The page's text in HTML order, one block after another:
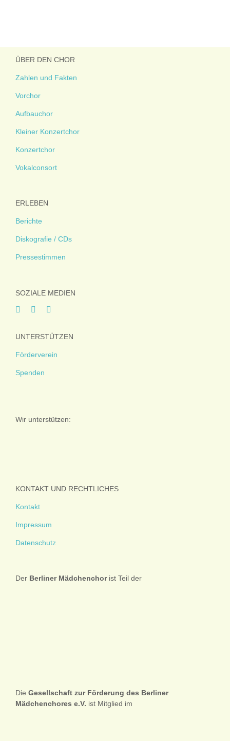
ÜBER DEN CHOR
Zahlen und Fakten
Vorchor
Aufbauchor
Kleiner Konzertchor
Konzertchor
Vokalconsort
ERLEBEN
Berichte
Diskografie / CDs
Pressestimmen
SOZIALE MEDIEN
UNTERSTÜTZEN
Förderverein
Spenden
Wir unterstützen:
KONTAKT UND RECHTLICHES
Kontakt
Impressum
Datenschutz
Der Berliner Mädchenchorist Teil der
Die Gesellschaft zur Förderung des Berliner
Mädchenchores e.V. ist Mitglied im